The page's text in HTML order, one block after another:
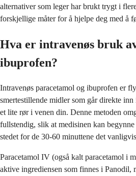
alternativer som leger har brukt trygt i
forskjellige måter for å hjelpe deg med å
Hva er intravenøs bruk
ibuprofen?
Intravenøs paracetamol og ibuprofen er
smertestillende midler som går direkte
et lite rør i venen din. Denne metoden
fullstendig, slik at medisinen kan
stedet for de 30-60 minuttene det
Paracetamol IV (også kalt paracetamol i
aktive ingrediensen som finnes i Panodil,